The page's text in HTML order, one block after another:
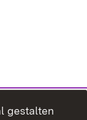
gestalten